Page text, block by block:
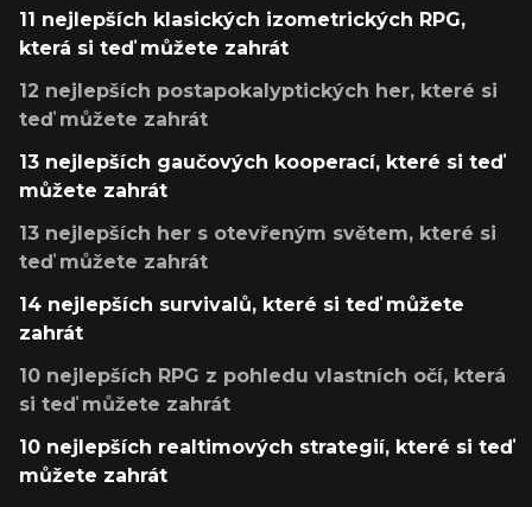
11 nejlepších klasických izometrických RPG,
která si teď můžete zahrát
12 nejlepších postapokalyptických her, které si
teď můžete zahrát
13 nejlepších gaučových kooperací, které si teď
můžete zahrát
13 nejlepších her s otevřeným světem, které si
teď můžete zahrát
14 nejlepších survivalů, které si teď můžete
zahrát
10 nejlepších RPG z pohledu vlastních očí, která
si teď můžete zahrát
10 nejlepších realtimových strategií, které si teď
můžete zahrát